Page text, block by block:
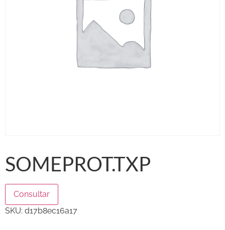
SOMEPROT.TXP
Consultar
SKU: d17b8ec16a17